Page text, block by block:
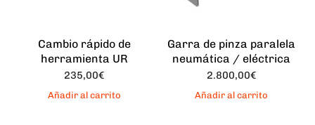
Cambio rápido de
herramienta UR
235,00€
Añadir al carrito
Garra de pinza paralela
neumática / eléctrica
2.800,00€
Añadir al carrito